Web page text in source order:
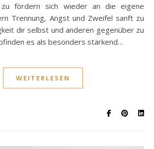
zu fördern sich wieder an die eigene
Trennung, Angst und Zweifel sanft zu
dir selbst und anderen gegenüber zu
es als besonders stärkend…
WEITERLESEN